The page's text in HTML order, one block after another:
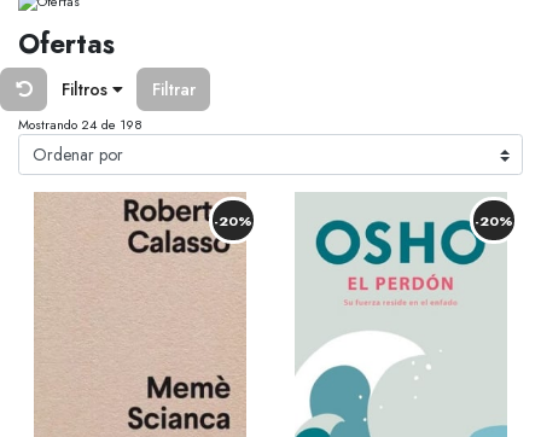
Ofertas
Filtros Filtrar
Mostrando 24 de 198
-20% -20%